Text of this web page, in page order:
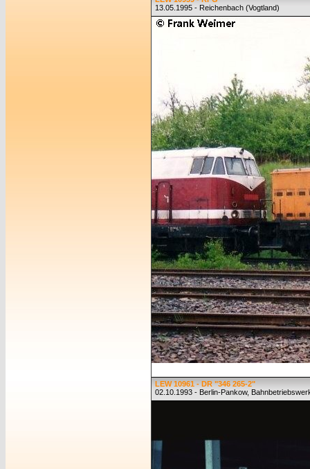
13.05.1995 - Reichenbach (Vogtland)
LEW 10961 - DR "346 265-2"
02.10.1993 - Berlin-Pankow,